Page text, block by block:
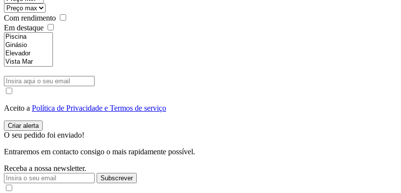
Com rendimento
Em destaque
Aceito a Política de Privacidade e Termos de serviço
O seu pedido foi enviado!
Entraremos em contacto consigo o mais rapidamente possível.
Receba a nossa newsletter.
Subscrever